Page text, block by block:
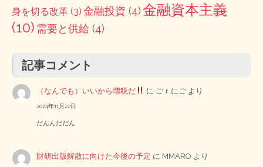
身を切る改革 (3) 金融投資 (4)金融資本主義
(10) 需要と供給 (4)
記事コメント
（なんでも）いいから増税だ に ごｒにご より
2024年11月22日
だんんだだん
財研出版解散に向けた今後の予定 に MMARO より